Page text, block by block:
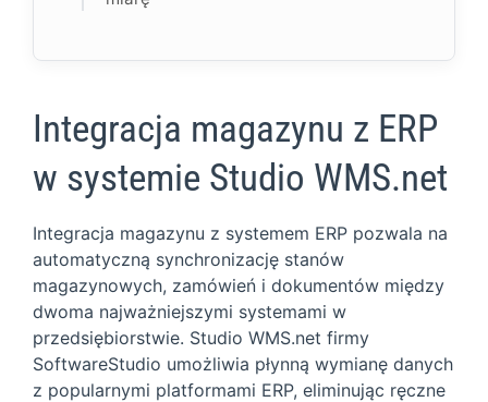
Integracja magazynu z ERP
w systemie Studio WMS.net
Integracja magazynu z systemem ERP pozwala na
automatyczną synchronizację stanów
magazynowych, zamówień i dokumentów między
dwoma najważniejszymi systemami w
przedsiębiorstwie. Studio WMS.net firmy
SoftwareStudio umożliwia płynną wymianę danych
z popularnymi platformami ERP, eliminując ręczne